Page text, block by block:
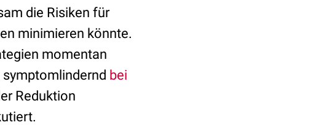
die Risiken für
minimieren könnte.
momentan
bei
Reduktion